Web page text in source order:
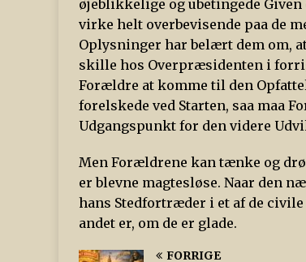
øjeblikkelige og ubetingede
virke helt overbevisende paa de
Oplysninger har belært dem om,
skille hos Overpræsidenten i
Forældre at komme til den
forelskede ved Starten, saa maa
Udgangspunkt for den videre
Men Forældrene kan tænke og
er blevne magtesløse. Naar den
hans Stedfortræder i et af de civile
andet er, om de er glade.
FORRIGE